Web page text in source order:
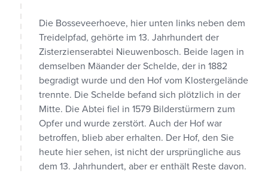
Die Bosseveerhoeve, hier unten links neben dem
Treidelpfad, gehörte im 13. Jahrhundert der
Zisterzienserabtei Nieuwenbosch. Beide lagen in
demselben Mäander der Schelde, der in 1882
begradigt wurde und den Hof vom Klostergelände
trennte. Die Schelde befand sich plötzlich in der
Mitte. Die Abtei fiel in 1579 Bilderstürmern zum
Opfer und wurde zerstört. Auch der Hof war
betroffen, blieb aber erhalten. Der Hof, den Sie
heute hier sehen, ist nicht der ursprüngliche aus
dem 13. Jahrhundert, aber er enthält Reste davon.